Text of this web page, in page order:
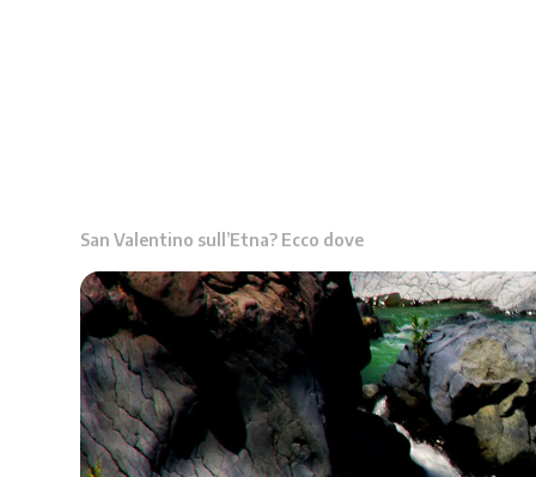
San Valentino sull’Etna? Ecco dove